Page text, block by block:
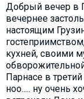
Добрый вечер в
вечернее
настоящим
кухней, своими
Парнасе в
ноо..... ну очень